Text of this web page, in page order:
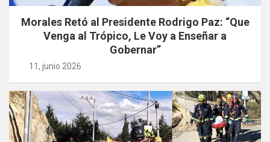
Morales Retó al Presidente Rodrigo Paz: “Que
Venga al Trópico, Le Voy a Enseñar a
Gobernar”
11, junio 2026